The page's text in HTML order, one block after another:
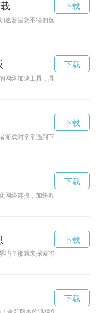
速器是您不错的选择。本文将为
下载
网络加速工具，具有优秀的稳定
下载
游戏时常常遇到下载速度缓慢的
下载
网络连接，加快数据传输速度，
下载
吗？那就来探索“猫猫云. com”吧
下载
下载